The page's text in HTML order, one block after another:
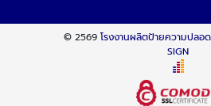
© 2569โรงงานผลิตป้ายความปลอ
SIGN